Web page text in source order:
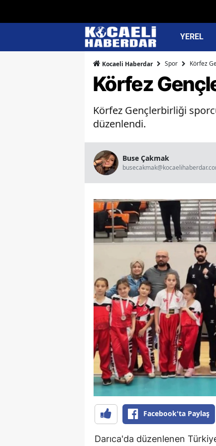
YEREL
Kocaeli Haberdar Spor Körfez
Körfez
Körfez Gençlerbirliği
düzenlendi.
Buse Çakmak
Facebook'ta Paylaş
Darıca'da düzenlenen